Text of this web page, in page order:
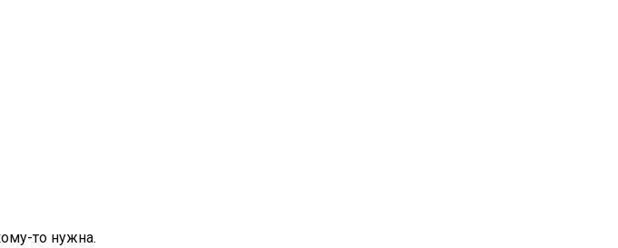
то нужна.